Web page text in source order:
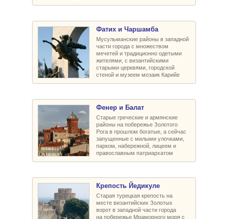
Фатих и Чаршамба
Мусульманские районы в западной
части города с множеством
мечетей и традиционно одетыми
жителями, с византийскими
старыми церквями, городской
стеной и музеем мозаик Карийе
Фенер и Балат
Старые греческие и армянские
районы на побережье Золотого
Рога в прошлом богатые, а сейчас
запущенные с милыми улочками,
парком, набережной, лицеем и
православным патриархатом
Крепость Йедикуле
Старая турецкая крепость на
месте византийских Золотых
ворот в западной части города
на побережье Мраморного моря с